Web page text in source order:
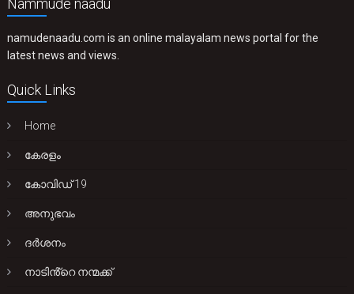
Nammude naadu
namudenaadu.com is an online malayalam news portal for the
latest news and views.
Quick Links
Home
കേരളം
കോവിഡ് 19
അനുഭവം
ദർശനം
നാടിൻ്റെ നന്മക്ക്